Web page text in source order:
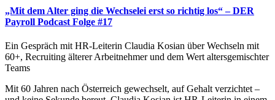
„Mit dem Alter ging die Wechselei erst so richtig los“ – DER
Payroll Podcast Folge #17
Ein Gespräch mit HR-Leiterin Claudia Kosian über Wechseln mit
60+, Recruiting älterer Arbeitnehmer und dem Wert altersgemischter
Teams
Mit 60 Jahren nach Österreich gewechselt, auf Gehalt verzichtet –